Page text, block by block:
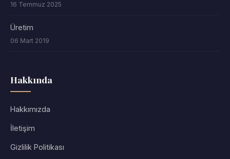
16 Temmuz 2025
Üretim
06 Mart 2019
Hakkında
Hakkımızda
İletişim
Gizlilik Politikası